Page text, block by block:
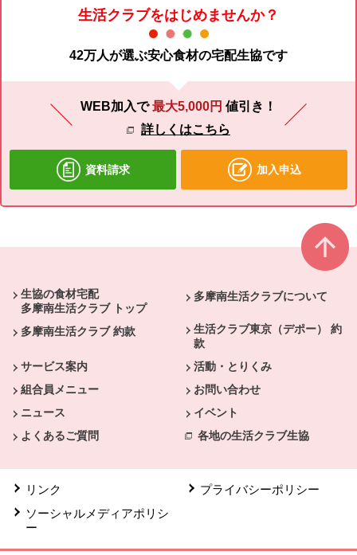
生活クラブをはじめませんか？
42万人が選ぶ安心食材の宅配生協です
WEB加入で最大5,000円 値引き！
詳しくはこちら
資料請求 加入申込
生協の食材宅配
多摩南生活クラブ トップ
多摩南生活クラブについて
多摩南生活クラブ 約款
生活クラブ東京（デポー） 約
款
サービス案内
活動・とりくみ
組合員メニュー
お問い合わせ
ニュース
イベント
よくあるご質問
各地の生活クラブ生協
リンク
プライバシーポリシー
ソーシャルメディアポリシ
ー